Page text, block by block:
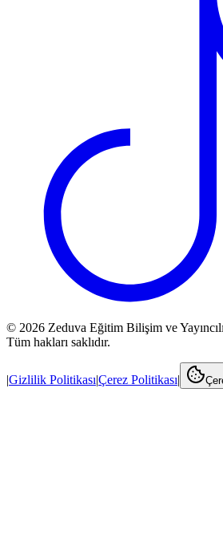
© 2026 Zeduva Eğitim Bilişim ve
Tüm hakları saklıdır.
|Gizlilik Politikası|Çerez Politikası|